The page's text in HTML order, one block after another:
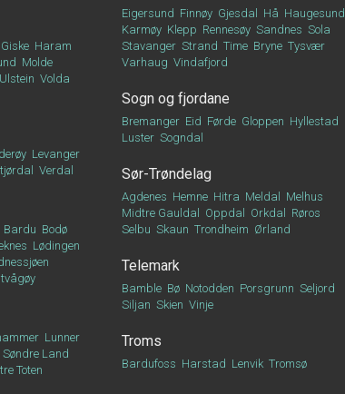
Giske Haram
Molde
Ulstein Volda
Levanger
Verdal
Bardu Bodø
Lødingen
Lunner
Søndre Land
Toten
Eigersund Finnøy Gjesdal Hå Haugesund
Karmøy Klepp Rennesøy Sandnes Sola
Stavanger Strand Time Bryne Tysvær
Varhaug Vindafjord
Sogn og fjordane
Bremanger Eid Førde Gloppen Hyllestad
Luster Sogndal
Sør-Trøndelag
Agdenes Hemne Hitra Meldal
Melhus
Midtre Gauldal
Oppdal Orkdal
Røros
Selbu Skaun Trondheim Ørland
Telemark
Bamble Bø Notodden Porsgrunn Seljord
Siljan Skien Vinje
Troms
Bardufoss Harstad Lenvik Tromsø